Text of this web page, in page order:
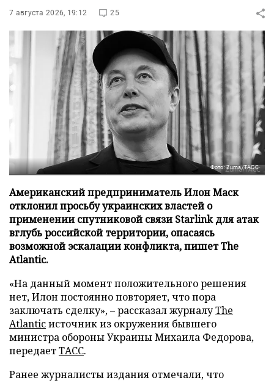
7 августа 2026, 19:12 25
Фото: Zuma/ТАСС
Американский предприниматель Илон Маск
отклонил просьбу украинских властей о
применении спутниковой связи Starlink для атак
вглубь российской территории, опасаясь
возможной эскалации конфликта, пишет The
Atlantic.
«На данный момент положительного решения
нет, Илон постоянно повторяет, что пора
заключать сделку», – рассказал журналуThe
Atlanticисточник из окружения бывшего
министра обороны Украины Михаила Федорова,
передаетТАСС.
Ранее журналисты издания отмечали, что